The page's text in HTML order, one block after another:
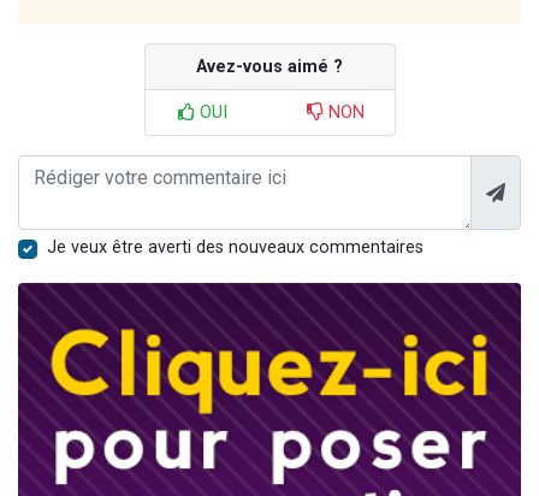
Avez-vous aimé ?
OUI NON
Je veux être averti des nouveaux commentaires